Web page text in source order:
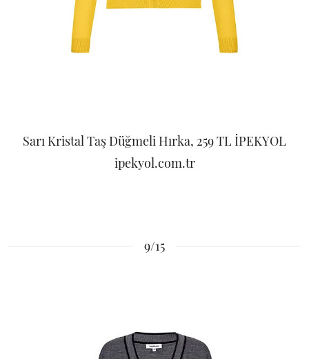
Sarı Kristal Taş Düğmeli Hırka, 259 TL İPEKYOL
ipekyol.com.tr
9/15